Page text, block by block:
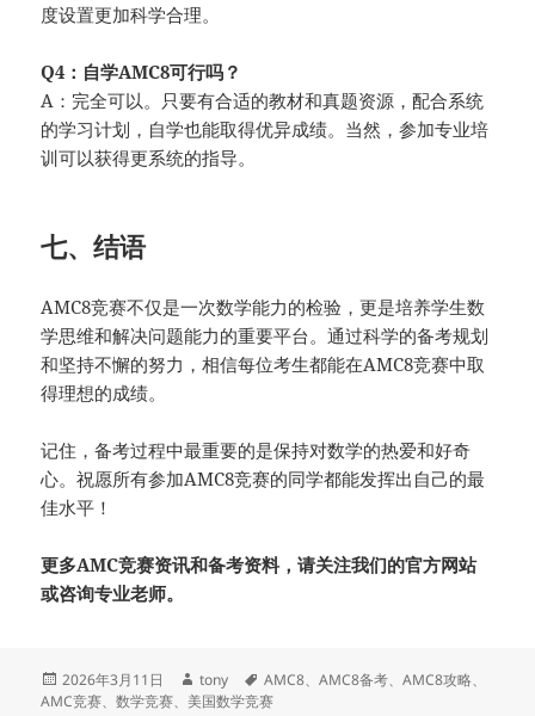
度设置更加科学合理。
Q4：自学AMC8可行吗？
A：完全可以。只要有合适的教材和真题资源，配合系统
的学习计划，自学也能取得优异成绩。当然，参加专业培
训可以获得更系统的指导。
七、结语
AMC8竞赛不仅是一次数学能力的检验，更是培养学生数
学思维和解决问题能力的重要平台。通过科学的备考规划
和坚持不懈的努力，相信每位考生都能在AMC8竞赛中取
得理想的成绩。
记住，备考过程中最重要的是保持对数学的热爱和好奇
心。祝愿所有参加AMC8竞赛的同学都能发挥出自己的最
佳水平！
更多AMC竞赛资讯和备考资料，请关注我们的官方网站
或咨询专业老师。
发
布
2026年3月11日
作
者
tony
标
签
AMC8、AMC8备考、AMC8攻略、
AMC竞赛、数学竞赛、美国数学竞赛